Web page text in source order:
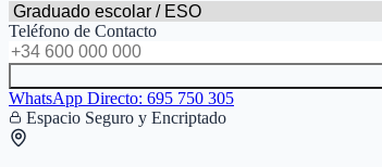
Teléfono de Contacto
WhatsApp Directo: 695 750 305
Espacio Seguro y Encriptado